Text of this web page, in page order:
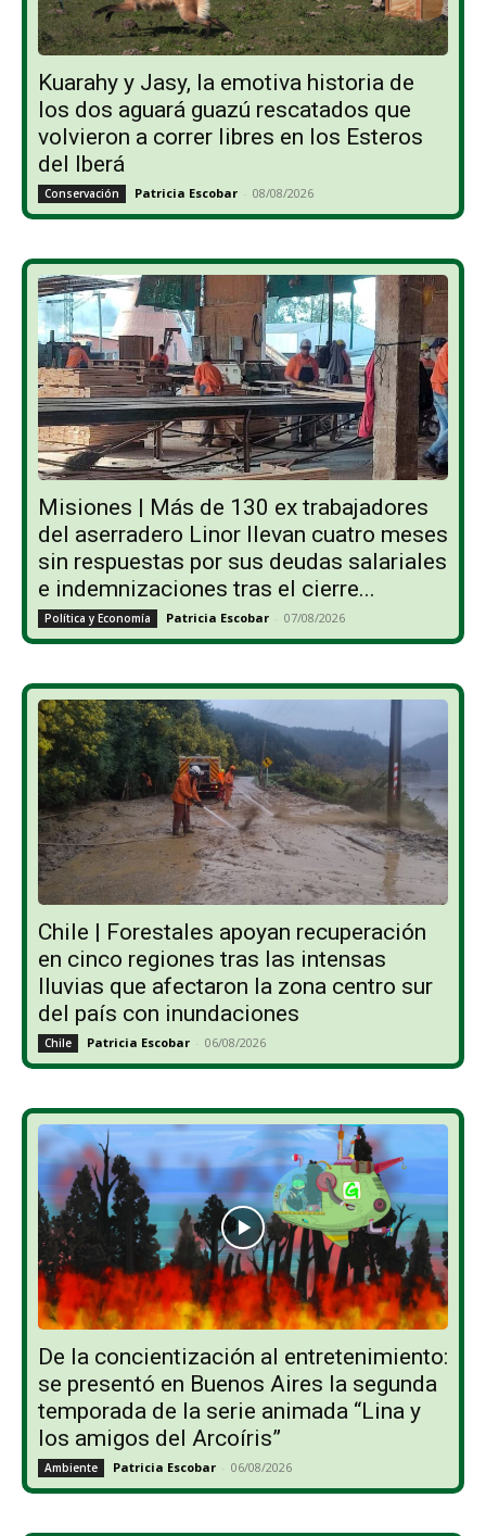
Kuarahy y Jasy, la emotiva historia de
los dos aguará guazú rescatados que
volvieron a correr libres en los Esteros
del Iberá
Conservación Patricia Escobar - 08/08/2026
Misiones | Más de 130 ex trabajadores
del aserradero Linor llevan cuatro meses
sin respuestas por sus deudas salariales
e indemnizaciones tras el cierre...
Política y Economía Patricia Escobar - 07/08/2026
Chile | Forestales apoyan recuperación
en cinco regiones tras las intensas
lluvias que afectaron la zona centro sur
del país con inundaciones
Chile Patricia Escobar - 06/08/2026
De la concientización al entretenimiento:
se presentó en Buenos Aires la segunda
temporada de la serie animada “Lina y
los amigos del Arcoíris”
Ambiente Patricia Escobar - 06/08/2026